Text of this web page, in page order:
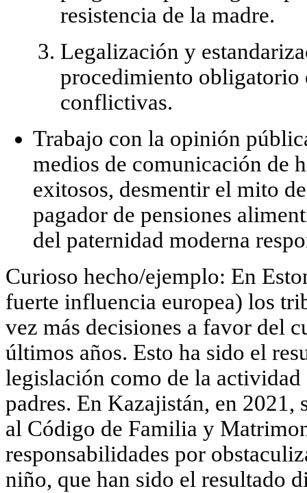
resistencia de la madre.
Legalización y
procedimiento obligatorio
conflictivas.
Trabajo con la opinión
medios de comunicación de
exitosos, desmentir el mito
pagador de pensiones
del paternidad moderna
Curioso hecho/ejemplo: En
fuerte influencia europea) los
vez más decisiones a favor del
últimos años. Esto ha sido el
legislación como de la actividad
padres. En Kazajistán, en 2021,
al Código de Familia y
responsabilidades por
niño, que han sido el resultado